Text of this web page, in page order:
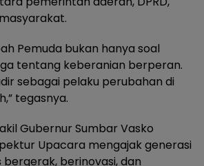
Pemuda bukan hanya soal
tentang keberanian berperan.
sebagai pelaku perubahan di
tegasnya.
Gubernur Sumbar Vasko
Upacara mengajak generasi
berinovasi, dan